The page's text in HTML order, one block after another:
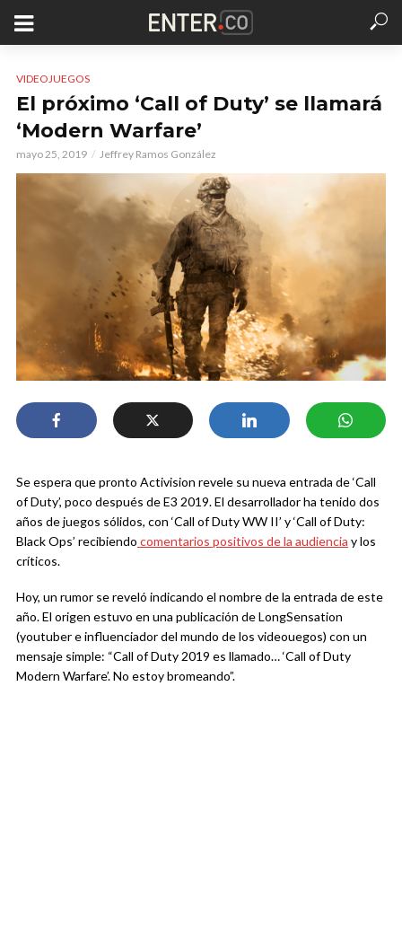
VIDEOJUEGOS
El próximo ‘Call of Duty’ se llamará
‘Modern Warfare’
mayo 25, 2019 Jeffrey Ramos González
Se espera que pronto Activision revele su nueva entrada de ‘Call
of Duty’, poco después de E3 2019. El desarrollador ha tenido dos
años de juegos sólidos, con ‘Call of Duty WW II’ y ‘Call of Duty:
Black Ops’ recibiendo comentarios positivos de la audiencia y los
críticos.
Hoy, un rumor se reveló indicando el nombre de la entrada de este
año. El origen estuvo en una publicación de LongSensation
(youtuber e influenciador del mundo de los videouegos) con un
mensaje simple: “Call of Duty 2019 es llamado… ‘Call of Duty
Modern Warfare’. No estoy bromeando”.